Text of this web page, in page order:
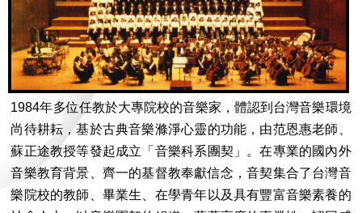
1984年多位任教於大專院校的音樂家，體認到台灣音樂環境
尚待耕耘，基於古典音樂滌淨心靈的功能，由范恩惠老師、
蘇正途教授等發起成立「音樂科系團契」。在專業的國內外
音樂教育背景、齊一的基督教奉獻信念，音契集合了台灣音
樂院校的教師、畢業生、在學青年以及具有豐富音樂素養的